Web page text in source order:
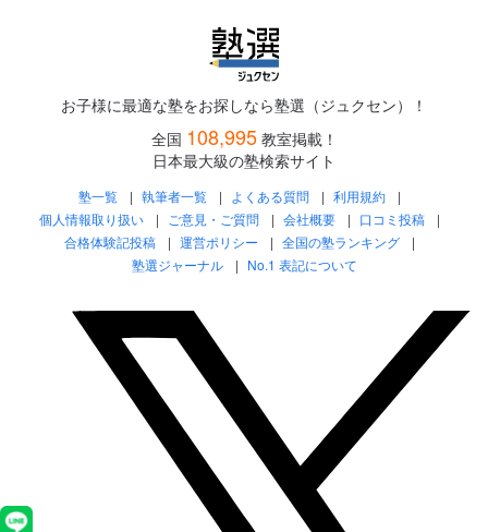
お子様に最適な塾をお探しなら塾選（ジュクセン）！
全国 108,995 教室掲載！
日本最大級の塾検索サイト
塾一覧 執筆者一覧 よくある質問
利用規約
個人情報取り扱い
ご意見・ご質問 会社概要
口コミ投稿
合格体験記投稿
運営ポリシー
全国の塾ランキング
塾選ジャーナル
No.1 表記について